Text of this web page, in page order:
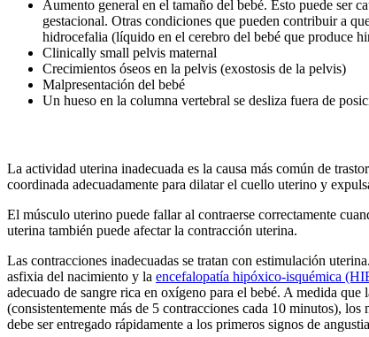
Aumento general en el tamaño del bebé. Esto puede ser
gestacional. Otras condiciones que pueden contribuir a
hidrocefalia (líquido en el cerebro del bebé que produce
Clinically small pelvis maternal
Crecimientos óseos en la pelvis (exostosis de la pelvis)
Malpresentación del bebé
Un hueso en la columna vertebral se desliza fuera de
La actividad uterina inadecuada es la causa más común de
coordinada adecuadamente para dilatar el cuello uterino y
El músculo uterino puede fallar al contraerse correctamente
uterina también puede afectar la contracción uterina.
Las contracciones inadecuadas se tratan con estimulación
asfixia del nacimiento y la encefalopatía hipóxico-isquémica
adecuado de sangre rica en oxígeno para el bebé. A medida
(consistentemente más de 5 contracciones cada 10 minutos),
debe ser entregado rápidamente a los primeros signos de